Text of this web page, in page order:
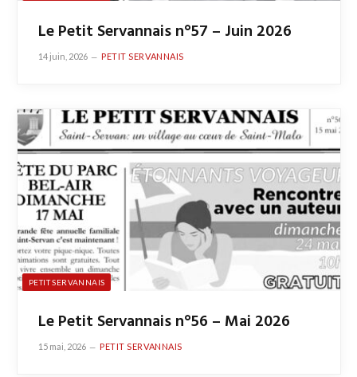
Le Petit Servannais n°57 – Juin 2026
14 juin, 2026 PETIT SERVANNAIS
PETIT SERVANNAIS
Le Petit Servannais n°56 – Mai 2026
15 mai, 2026 PETIT SERVANNAIS